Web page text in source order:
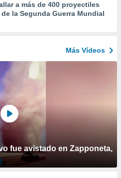
a más de 400 proyectiles
la Segunda Guerra Mundial
Más Vídeos
fue avistado en Zapponeta,